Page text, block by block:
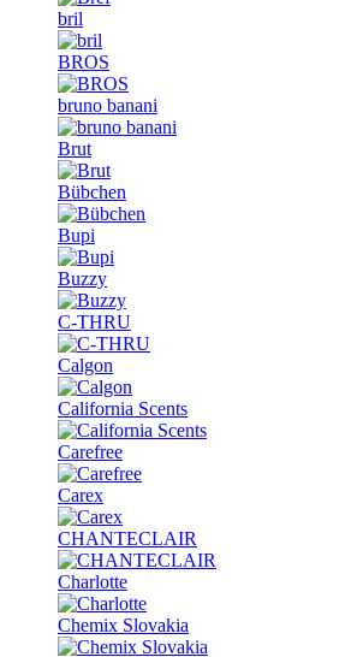
bril
BROS
bruno banani
Brut
Bübchen
Bupi
Buzzy
C-THRU
Calgon
California Scents
Carefree
Carex
CHANTECLAIR
Charlotte
Chemix Slovakia